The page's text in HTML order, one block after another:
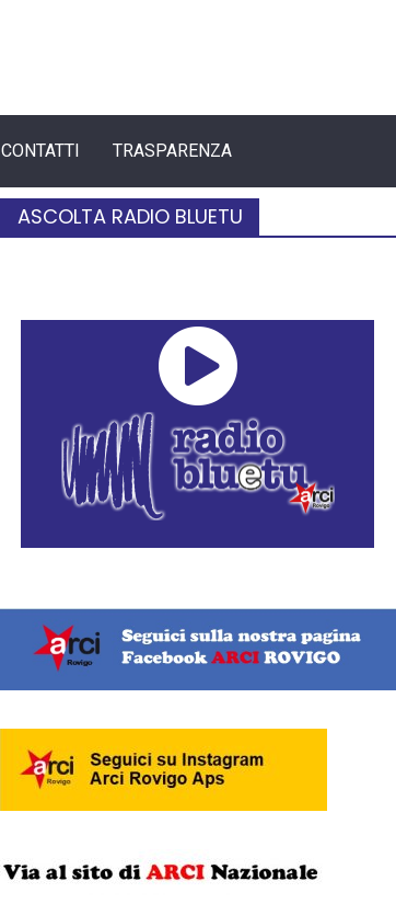
CONTATTI TRASPARENZA
ASCOLTA RADIO BLUETU